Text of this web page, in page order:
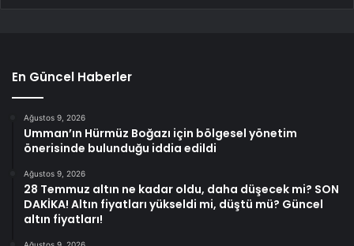
En Güncel Haberler
Ağustos 9, 2026
Umman’ın Hürmüz Boğazı için bölgesel yönetim
önerisinde bulunduğu iddia edildi
Ağustos 9, 2026
28 Temmuz altın ne kadar oldu, daha düşecek mi? SON
DAKİKA! Altın fiyatları yükseldi mi, düştü mü? Güncel
altın fiyatları!
Ağustos 9, 2026